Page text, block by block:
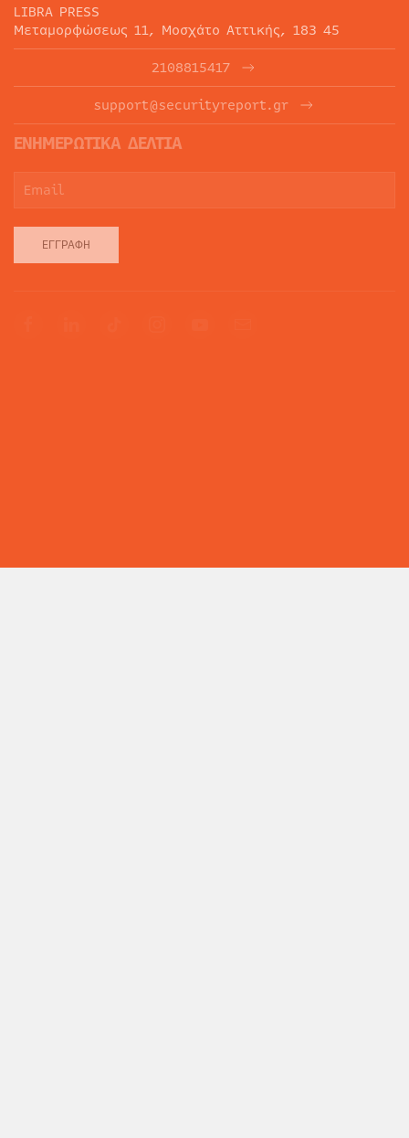
LIBRA PRESS
Μεταμορφώσεως 11, Μοσχάτο Αττικής, 183 45
2108815417
support@securityreport.gr
ΕΝΗΜΕΡΩΤΙΚΑ ΔΕΛΤΙΑ
ΕΓΓΡΑΦΉ